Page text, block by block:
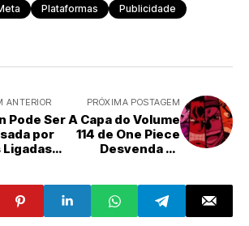
Plataformas
Publicidade
ANTERIOR
Pode Ser
por
PRÓXIMA POSTAGEM
A Capa do Volume
114 de One Piece
Desvenda as
Rocks